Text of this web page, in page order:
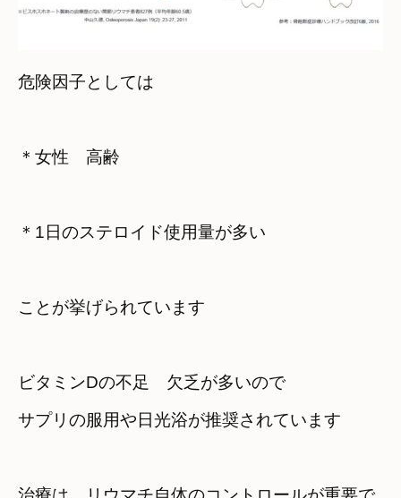
危険因子としては
＊女性　高齢
＊1日のステロイド使用量が多い
ことが挙げられています
ビタミンDの不足　欠乏が多いので
サプリの服用や日光浴が推奨されています